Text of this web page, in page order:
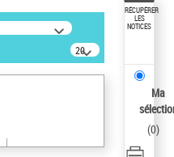
20
résultats/page
RÉCUPÉRER
LES
NOTICES
Ma
(0)